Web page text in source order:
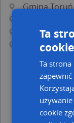
Gmina Toruń
Podkategorie:
Trafostacja
Ta
cookie
Ta
cookie